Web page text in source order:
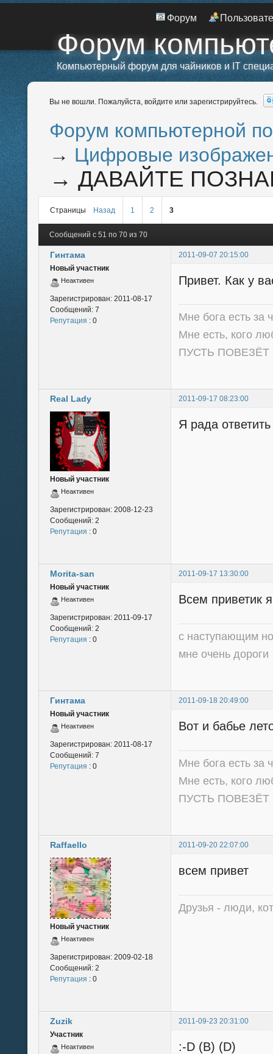
Форум
Форум
Компьютерный форум для чайников и IT
Вы не вошли. Пожалуйста, войдите или зарегистрируйтесь.
Форум компьютерной
→ Цифровые
→ДАВАЙТЕ
Страницы Назад 1 2 3
Сообщений с 51 по 70 из 70
Гинтама
2011-09-07 20:15:00
Новый участник
Неактивен
Зарегистрирован: 2011-08-17
Сообщений: 7
Репутация : 0
Привет. Как у
Мне бога есть за
Мне есть, кого
ПУСТЬ
Real Lady 2011-09-17 08:23:00
Новый участник
Неактивен
Зарегистрирован: 2008-12-23
Сообщений: 2
Репутация : 0
Я рада
Morita-san
2011-09-17 13:30:00
Новый участник
Неактивен
Зарегистрирован: 2011-09-17
Сообщений: 2
Репутация : 0
Всем приветик
с наступающим
мне очень дороги
Гинтама
2011-09-18 20:49:00
Новый участник
Неактивен
Зарегистрирован: 2011-08-17
Сообщений: 7
Репутация : 0
Вот и бабье
Мне бога есть за
Мне есть, кого
ПУСТЬ
Raffaello 2011-09-20 22:07:00
Новый участник
Неактивен
Зарегистрирован: 2009-02-18
Сообщений: 2
Репутация : 0
всем привет
Друзья - люди,
Zuzik
2011-09-23 20:31:00
Участник
Неактивен :-D (B) (D)